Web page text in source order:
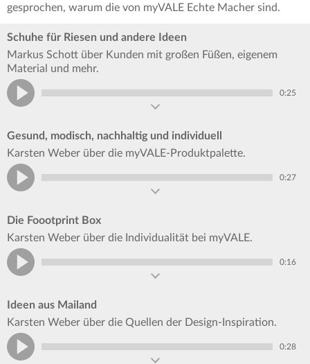
gesprochen, warum die von myVALE Echte Macher sind.
Schuhe für Riesen und andere Ideen
Markus Schott über Kunden mit großen Füßen, eigenem
Material und mehr.
0:25
Gesund, modisch, nachhaltig und individuell
Karsten Weber über die myVALE-Produktpalette.
0:27
Die Foootprint Box
Karsten Weber über die Individualität bei myVALE.
0:16
Ideen aus Mailand
Karsten Weber über die Quellen der Design-Inspiration.
0:28